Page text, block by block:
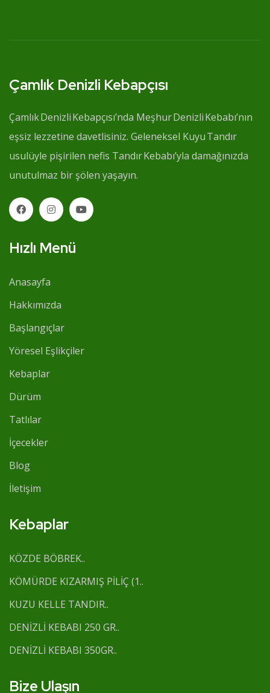
Çamlık Denizli Kebapçısı
Çamlık Denizli Kebapçısı’nda Meşhur Denizli Kebabı’nın
eşsiz lezzetine davetlisiniz. Geleneksel Kuyu Tandır
usulüyle pişirilen nefis Tandır Kebabı’yla damağınızda
unutulmaz bir şölen yaşayın.
Hızlı Menü
Anasayfa
Hakkımızda
Başlangıçlar
Yöresel Eşlikçiler
Kebaplar
Dürüm
Tatlılar
İçecekler
Blog
İletişim
Kebaplar
KÖZDE BÖBREK..
KÖMÜRDE KIZARMIŞ PİLİÇ (1..
KUZU KELLE TANDIR..
DENİZLİ KEBABI 250 GR..
DENİZLİ KEBABI 350GR..
Bize Ulaşın